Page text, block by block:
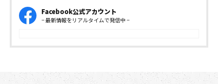
Facebook公式アカウント
− 最新情報をリアルタイムで発信中 −